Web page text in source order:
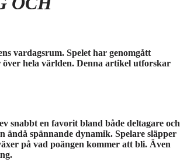
vardagsrum. Spelet har genomgått
hela världen. Denna artikel utforskar
snabbt en favorit bland både deltagare och
ändå spännande dynamik. Spelare släpper
på vad poängen kommer att bli. Även